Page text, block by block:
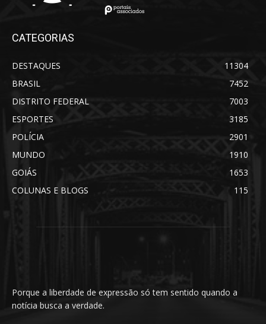
CATEGORIAS
DESTAQUES
11304
BRASIL
7452
DISTRITO FEDERAL
7003
ESPORTES
3185
POLÍCIA
2901
MUNDO
1910
GOIÁS
1653
COLUNAS E BLOGS
115
Porque a liberdade de expressão só tem sentido quando a
notícia busca a verdade.